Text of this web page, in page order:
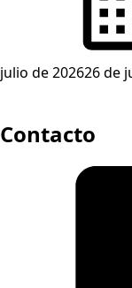
julio de 202626 de
Contacto